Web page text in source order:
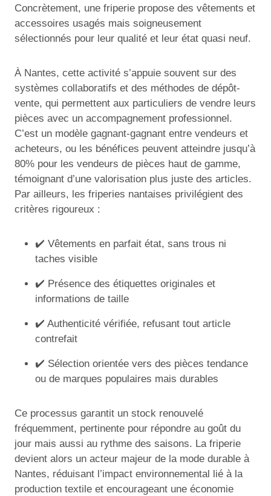
Concrètement, une friperie propose des vêtements et
accessoires usagés mais soigneusement
sélectionnés pour leur qualité et leur état quasi neuf.
À Nantes, cette activité s’appuie souvent sur des
systèmes collaboratifs et des méthodes de dépôt-
vente, qui permettent aux particuliers de vendre leurs
pièces avec un accompagnement professionnel.
C’est un modèle gagnant-gagnant entre vendeurs et
acheteurs, ou les bénéfices peuvent atteindre jusqu’à
80% pour les vendeurs de pièces haut de gamme,
témoignant d’une valorisation plus juste des articles.
Par ailleurs, les friperies nantaises privilégient des
critères rigoureux :
✔️ Vêtements en parfait état, sans trous ni
taches visible
✔️ Présence des étiquettes originales et
informations de taille
✔️ Authenticité vérifiée, refusant tout article
contrefait
✔️ Sélection orientée vers des pièces tendance
ou de marques populaires mais durables
Ce processus garantit un stock renouvelé
fréquemment, pertinente pour répondre au goût du
jour mais aussi au rythme des saisons. La friperie
devient alors un acteur majeur de la mode durable à
Nantes, réduisant l’impact environnemental lié à la
production textile et encourageant une économie